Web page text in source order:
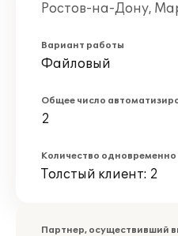
Ростов-на-Дону,
Вариант работы
Файловый
Общее число
2
Количество
Толстый клиент: 2
Партнер, осуществивший